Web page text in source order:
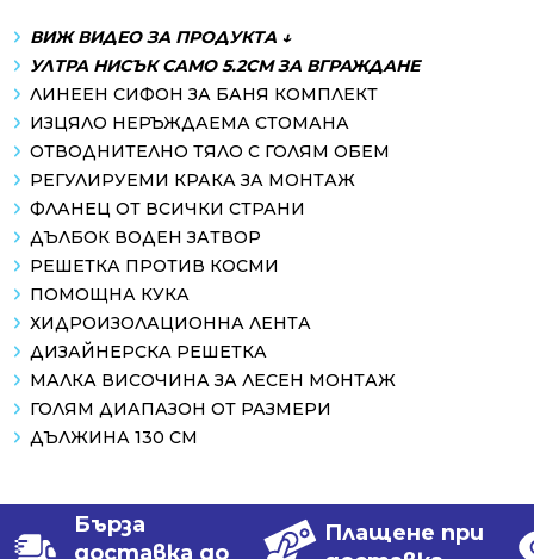
ВИЖ ВИДЕО ЗА ПРОДУКТА ↓
УЛТРА НИСЪК САМО 5.2СМ ЗА ВГРАЖДАНЕ
ЛИНЕЕН СИФОН ЗА БАНЯ КОМПЛЕКТ
ИЗЦЯЛО НЕРЪЖДАЕМА СТОМАНА
ОТВОДНИТЕЛНО ТЯЛО С ГОЛЯМ ОБЕМ
РЕГУЛИРУЕМИ КРАКА ЗА МОНТАЖ
ФЛАНЕЦ ОТ ВСИЧКИ СТРАНИ
ДЪЛБОК ВОДЕН ЗАТВОР
РЕШЕТКА ПРОТИВ КОСМИ
ПОМОЩНА КУКА
ХИДРОИЗОЛАЦИОННА ЛЕНТА
ДИЗАЙНЕРСКА РЕШЕТКА
МАЛКА ВИСОЧИНА ЗА ЛЕСЕН МОНТАЖ
ГОЛЯМ ДИАПАЗОН ОТ РАЗМЕРИ
ДЪЛЖИНА 130 СМ
Бърза
доставка до
Плащене при